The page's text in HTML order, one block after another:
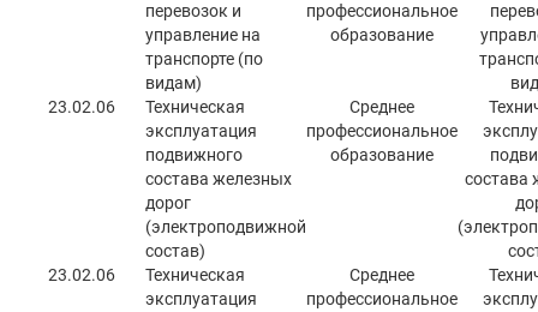
перевозок и
управление на
транспорте (по
видам)
профессиональное
образование
23.02.06
Техническая
эксплуатация
подвижного
состава железных
дорог
(электроподвижной
состав)
Среднее
профессиональное
образование
состава
23.02.06
Техническая
эксплуатация
Среднее
профессиональное